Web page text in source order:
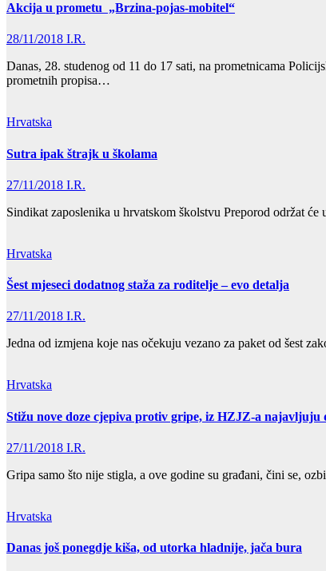
Akcija u prometu „Brzina-pojas-mobitel“
28/11/2018 I.R.
Danas, 28. studenog od 11 do 17 sati, na prometnicama
prometnih propisa…
Hrvatska
Sutra ipak štrajk u školama
27/11/2018 I.R.
Sindikat zaposlenika u hrvatskom školstvu Preporod održat
Hrvatska
Šest mjeseci dodatnog staža za roditelje – evo detalja
27/11/2018 I.R.
Jedna od izmjena koje nas očekuju vezano za paket od šest
Hrvatska
Stižu nove doze cjepiva protiv gripe, iz HZJZ-a najavljuju
27/11/2018 I.R.
Gripa samo što nije stigla, a ove godine su građani, čini se,
Hrvatska
Danas još ponegdje kiša, od utorka hladnije, jača bura